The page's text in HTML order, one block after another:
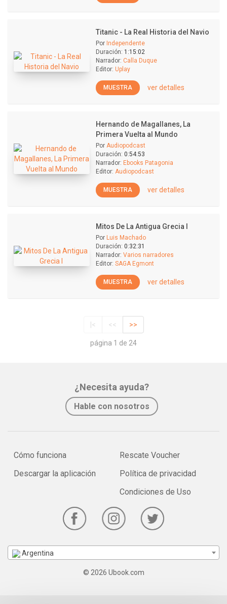
Titanic - La Real Historia del Navio
Por Independente
Duración: 1:15:02
Narrador: Calla Duque
Editor: Uplay
MUESTRA ver detalles
Hernando de Magallanes, La
Primera Vuelta al Mundo
Por Audiopodcast
Duración: 0:54:53
Narrador: Ebooks Patagonia
Editor: Audiopodcast
MUESTRA ver detalles
Mitos De La Antigua Grecia I
Por Luis Machado
Duración: 0:32:31
Narrador: Varios narradores
Editor: SAGA Egmont
MUESTRA ver detalles
|< << >>
página 1 de 24
¿Necesita ayuda?
Hable con nosotros
Cómo funciona
Descargar la aplicación
Rescate Voucher
Política de privacidad
Condiciones de Uso
Argentina
© 2026 Ubook.com